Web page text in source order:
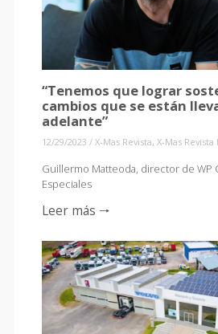
“Tenemos que lograr
cambios que se están
adelante”
12/29/2023 / X-Mas Revista, X-Mas Revista
Guillermo Matteoda, director de WP
Especiales
Leer más 🠒